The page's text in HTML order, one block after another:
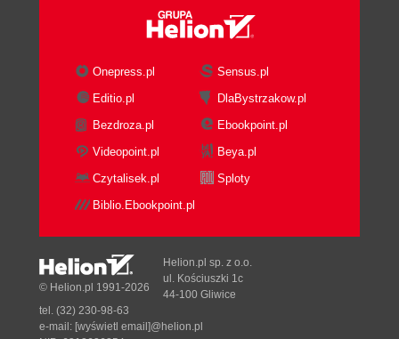
Onepress.pl
Sensus.pl
Editio.pl
DlaBystrzakow.pl
Bezdroza.pl
Ebookpoint.pl
Videopoint.pl
Beya.pl
Czytalisek.pl
Sploty
Biblio.Ebookpoint.pl
© Helion.pl 1991-2026
Helion.pl sp. z o.o.
ul. Kościuszki 1c
44-100 Gliwice
tel. (32) 230-98-63
e-mail: [wyświetl email]@helion.pl